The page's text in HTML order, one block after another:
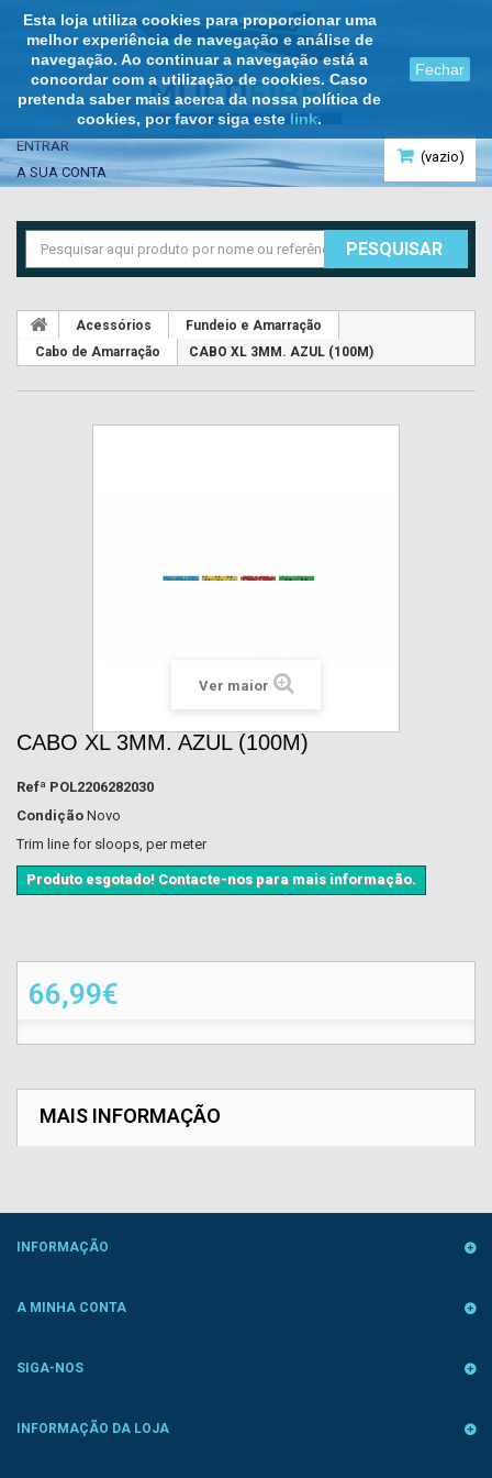
Esta loja utiliza cookies para proporcionar uma
melhor experiência de navegação e análise de
navegação. Ao continuar a navegação está a
concordar com a utilização de cookies. Caso
pretenda saber mais acerca da nossa política de
cookies, por favor siga este link.
Fechar
(vazio)
ENTRAR
A SUA CONTA
PESQUISAR
Acessórios
Fundeio e Amarração
Cabo de Amarração
CABO XL 3MM. AZUL (100M)
Ver maior
CABO XL 3MM. AZUL (100M)
Refª POL2206282030
Condição Novo
Trim line for sloops, per meter
Produto esgotado! Contacte-nos para mais informação.
66,99€
MAIS INFORMAÇÃO
INFORMAÇÃO
A MINHA CONTA
SIGA-NOS
INFORMAÇÃO DA LOJA